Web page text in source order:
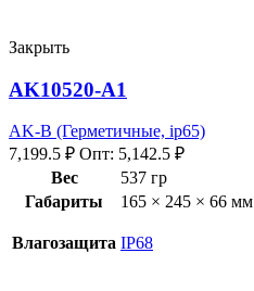
Закрыть
AK10520-A1
AK-B (Герметичные, ip65)
7,199.5 ₽ Опт: 5,142.5 ₽
Вес
537 гр
Габариты
165 × 245 × 66 мм
Влагозащита IP68